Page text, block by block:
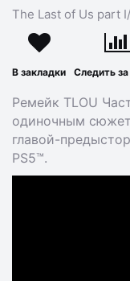
The Last of Us part
В закладки Следить
Ремейк TLOU
одиночным
главой-
PS5™.